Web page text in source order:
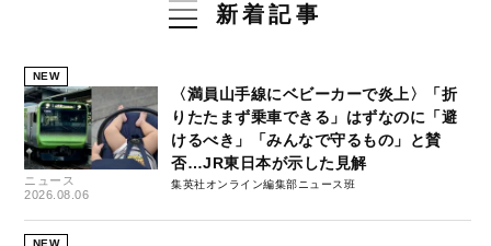
新着記事
NEW
ニュース
2026.08.06
〈満員山手線にベビーカーで炎上〉「折
りたたまず乗車できる」はずなのに「避
けるべき」「みんなで守るもの」と賛
否…JR東日本が示した見解
集英社オンライン編集部ニュース班
NEW